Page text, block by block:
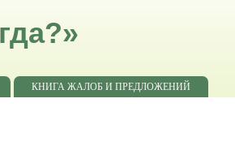
КНИГА ЖАЛОБ И ПРЕДЛОЖЕНИЙ